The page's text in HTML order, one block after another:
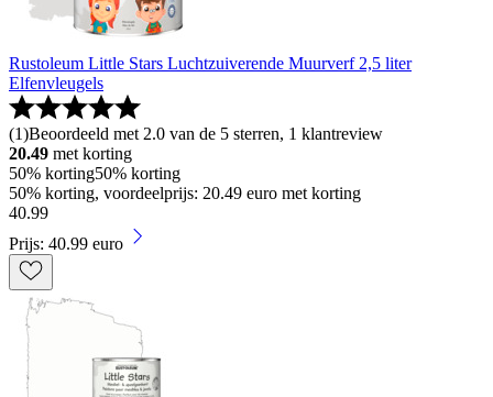
Rustoleum Little Stars Luchtzuiverende Muurverf 2,5 liter
Elfenvleugels
(1)Beoordeeld met 2.0 van de 5 sterren, 1 klantreview
20.49 met korting
50% korting50% korting
50% korting, voordeelprijs: 20.49 euro met korting
40.99
Prijs: 40.99 euro